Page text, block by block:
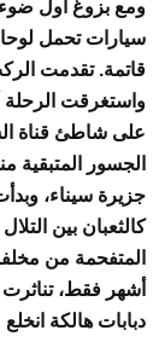
ومع بزوغ أول
سيارات تحمل
قاتمة. تقدمت
واستغرقت
على شاطئ قناة
الجسور
جزيرة سيناء،
كالثعبان بين
المتفحمة من
أشهر فقط،
دبابات هالكة